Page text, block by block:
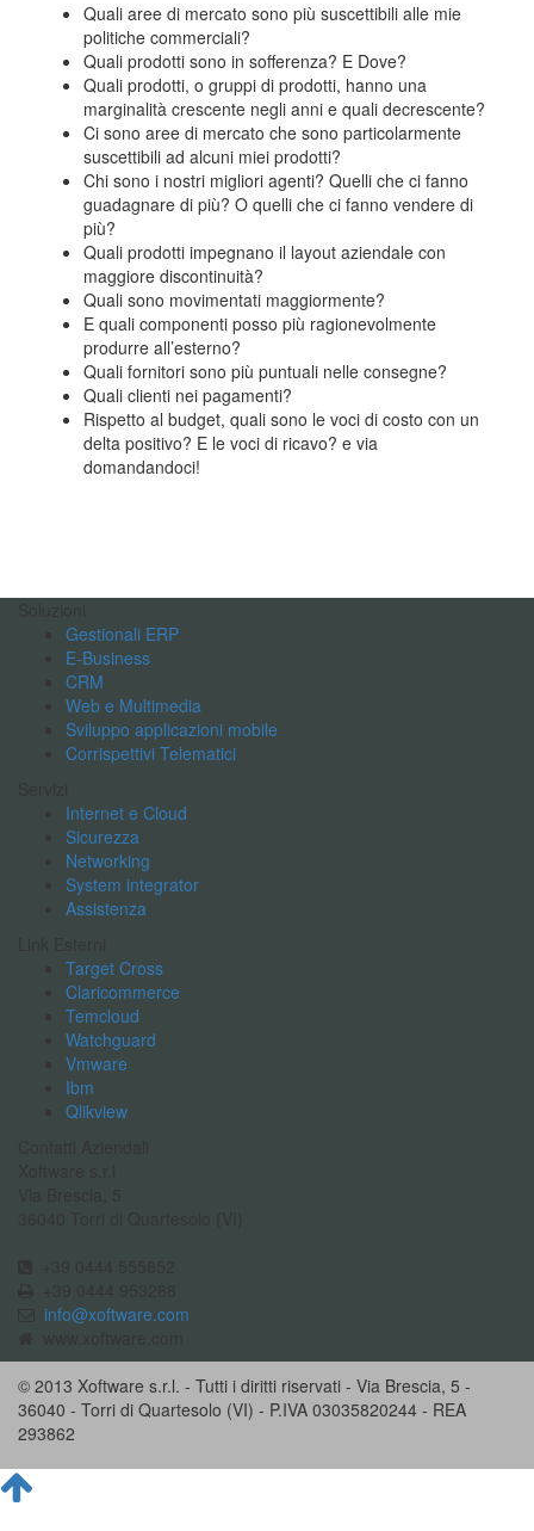
Quali aree di mercato sono più suscettibili alle mie
politiche commerciali?
Quali prodotti sono in sofferenza? E Dove?
Quali prodotti, o gruppi di prodotti, hanno una
marginalità crescente negli anni e quali decrescente?
Ci sono aree di mercato che sono particolarmente
suscettibili ad alcuni miei prodotti?
Chi sono i nostri migliori agenti? Quelli che ci fanno
guadagnare di più? O quelli che ci fanno vendere di
più?
Quali prodotti impegnano il layout aziendale con
maggiore discontinuità?
Quali sono movimentati maggiormente?
E quali componenti posso più ragionevolmente
produrre all’esterno?
Quali fornitori sono più puntuali nelle consegne?
Quali clienti nei pagamenti?
Rispetto al budget, quali sono le voci di costo con un
delta positivo? E le voci di ricavo? e via
domandandoci!
Gestionali ERP
E-Business
CRM
Web e Multimedia
Sviluppo applicazioni mobile
Corrispettivi Telematici
Internet e Cloud
Sicurezza
Networking
System integrator
Assistenza
Target Cross
Claricommerce
Temcloud
Watchguard
Vmware
Ibm
Qlikview
info@xoftware.com
© 2013 Xoftware s.r.l. - Tutti i diritti riservati - Via Brescia, 5 -
36040 - Torri di Quartesolo (VI) - P.IVA 03035820244 - REA
293862